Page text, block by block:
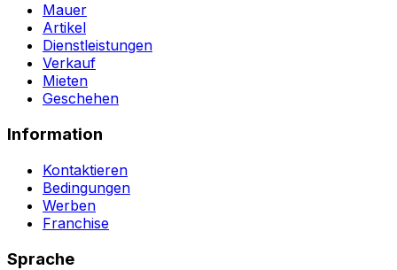
Mauer
Artikel
Dienstleistungen
Verkauf
Mieten
Geschehen
Information
Kontaktieren
Bedingungen
Werben
Franchise
Sprache